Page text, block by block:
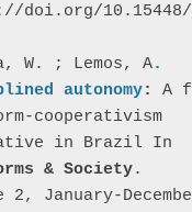
doi.org/10.15448/
W. ; Lemos, A.
autonomy: A
cooperativism
in Brazil In
& Society.
2, January-